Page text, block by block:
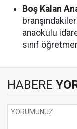
Boş Kalan
anaokulu
sınıf
HABERE